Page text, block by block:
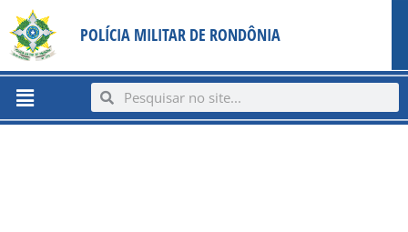
content
para
conteúdo
POLÍCIA MILITAR DE RONDÔNIA
Menu SearchSearch